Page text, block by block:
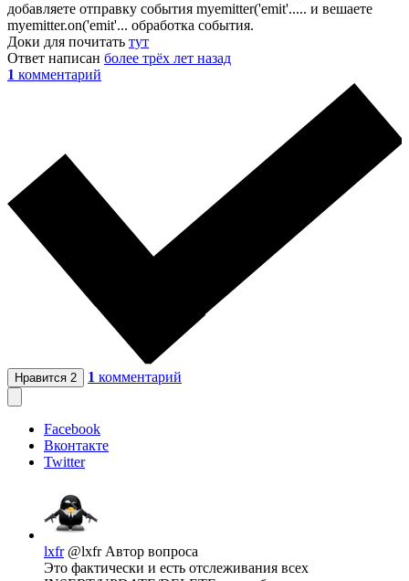
добавляете отправку события myemitter('emit'..... и вешаете
myemitter.on('emit'... обработка события.
Доки для почитать тут
Ответ написан более трёх лет назад
1 комментарий
Нравится 2 1 комментарий
Facebook
Вконтакте
Twitter
lxfr @lxfr Автор вопроса
Это фактически и есть отслеживания всех